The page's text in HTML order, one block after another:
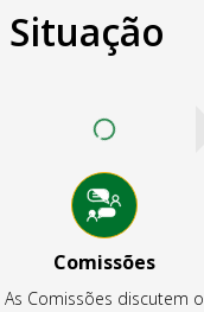
Situação
Comissões
As Comissões discutem o